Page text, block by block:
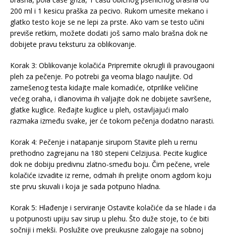
200 ml i 1 kesicu praška za pecivo. Rukom umesite mekano i
glatko testo koje se ne lepi za prste. Ako vam se testo učini
previše retkim, možete dodati još samo malo brašna dok ne
dobijete pravu teksturu za oblikovanje.
Korak 3: Oblikovanje kolačića Pripremite okrugli ili pravougaoni
pleh za pečenje. Po potrebi ga veoma blago nauljite. Od
zamešenog testa kidajte male komadiće, otprilike veličine
većeg oraha, i dlanovima ih valjajte dok ne dobijete savršene,
glatke kuglice. Ređajte kuglice u pleh, ostavljajući malo
razmaka između svake, jer će tokom pečenja dodatno narasti.
Korak 4: Pečenje i natapanje sirupom Stavite pleh u rernu
prethodno zagrejanu na 180 stepeni Celzijusa. Pecite kuglice
dok ne dobiju predivnu zlatno-smeđu boju. Čim pečene, vrele
kolačiće izvadite iz rerne, odmah ih prelijte onom agdom koju
ste prvu skuvali i koja je sada potpuno hladna.
Korak 5: Hlađenje i serviranje Ostavite kolačiće da se hlade i da
u potpunosti upiju sav sirup u plehu. Što duže stoje, to će biti
sočniji i mekši. Poslužite ove preukusne zalogaje na sobnoj